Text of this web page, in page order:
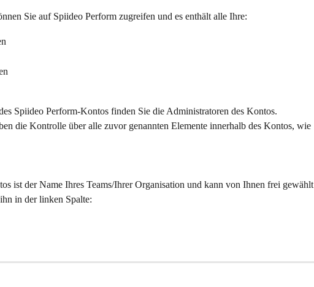
Sie auf Spiideo Perform zugreifen und es enthält alle Ihre:
Spiideo Perform-Kontos finden Sie die Administratoren des Kontos.
die Kontrolle über alle zuvor genannten Elemente innerhalb des Kontos, wie
ist der Name Ihres Teams/Ihrer Organisation und kann von Ihnen frei gewählt
in der linken Spalte: